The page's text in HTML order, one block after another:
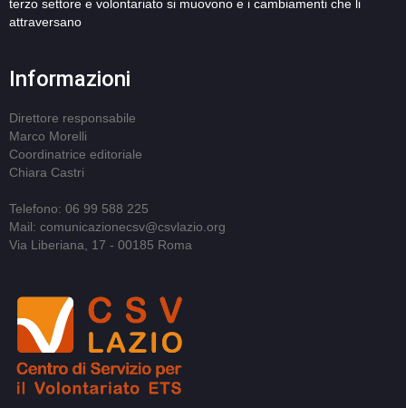
terzo settore e volontariato si muovono e i cambiamenti che li
attraversano
Informazioni
Direttore responsabile
Marco Morelli
Coordinatrice editoriale
Chiara Castri
Telefono: 06 99 588 225
Mail: comunicazionecsv@csvlazio.org
Via Liberiana, 17 - 00185 Roma